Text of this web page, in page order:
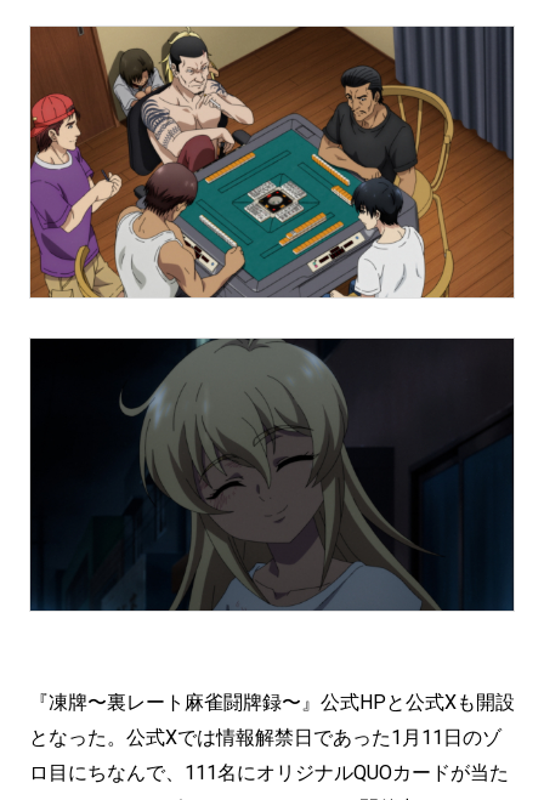
『凍牌〜裏レート麻雀闘牌録〜』公式HPと公式Xも開設
となった。公式Xでは情報解禁日であった1月11日のゾ
ロ目にちなんで、111名にオリジナルQUOカードが当た